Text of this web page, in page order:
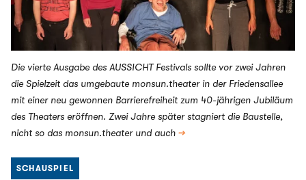
Die vierte Ausgabe des AUSSICHT Festivals sollte vor zwei Jahren
die Spielzeit das umgebaute monsun.theater in der Friedensallee
mit einer neu gewonnen Barrierefreiheit zum 40-jährigen Jubiläum
des Theaters eröffnen. Zwei Jahre später stagniert die Baustelle,
nicht so das monsun.theater und auch →
SCHAUSPIEL